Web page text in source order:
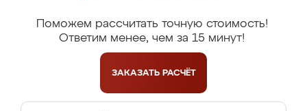
Поможем рассчитать точную стоимость!
Ответим менее, чем за 15 минут!
ЗАКАЗАТЬ РАСЧЁТ